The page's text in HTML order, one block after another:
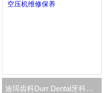
迪珥齿科Durr Dental牙科空压机维修保养